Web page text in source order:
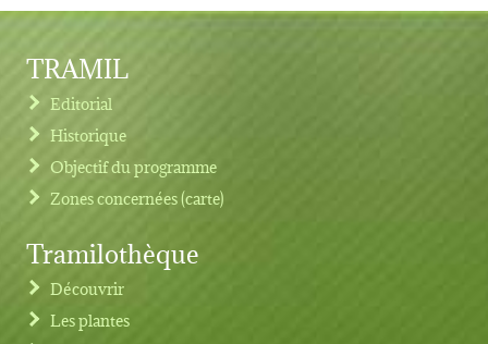
TRAMIL
Editorial
Historique
Objectif du programme
Zones concernées (carte)
Tramilothèque
Découvrir
Les plantes